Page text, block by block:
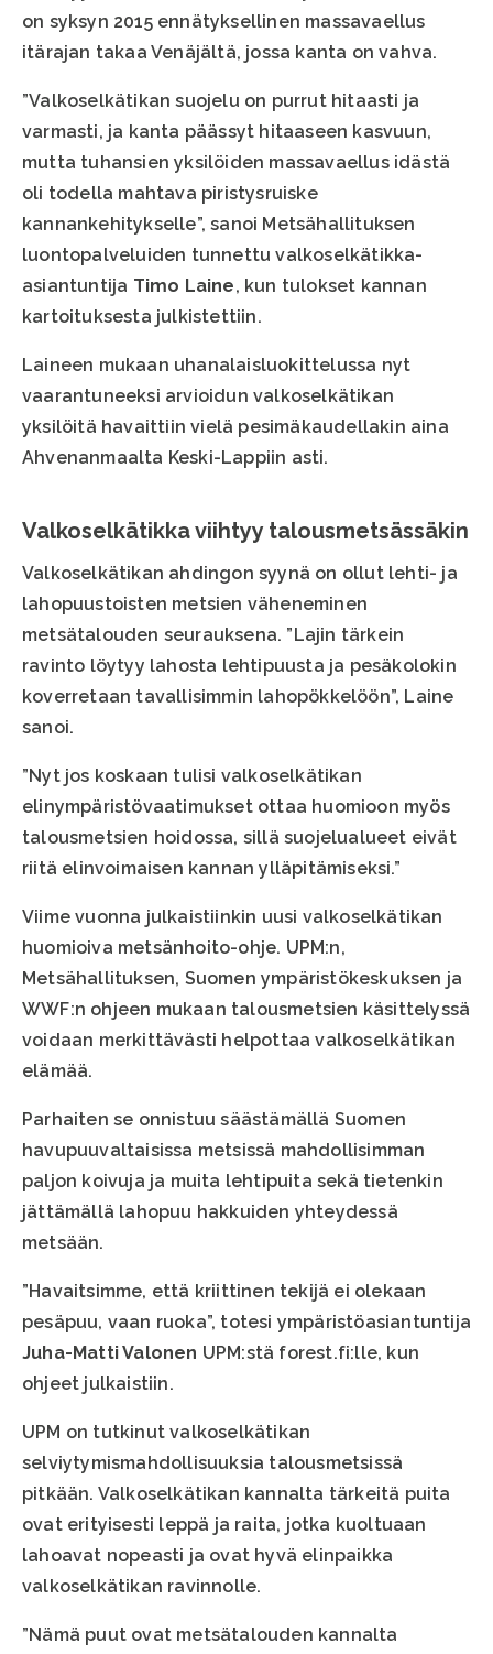
on syksyn 2015 ennätyksellinen massavaellus
itärajan takaa Venäjältä, jossa kanta on vahva.
”Valkoselkätikan suojelu on purrut hitaasti ja
varmasti, ja kanta päässyt hitaaseen kasvuun,
mutta tuhansien yksilöiden massavaellus idästä
oli todella mahtava piristysruiske
kannankehitykselle”, sanoi Metsähallituksen
luontopalveluiden tunnettu valkoselkätikka-
asiantuntija Timo Laine, kun tulokset kannan
kartoituksesta julkistettiin.
Laineen mukaan uhanalaisluokittelussa nyt
vaarantuneeksi arvioidun valkoselkätikan
yksilöitä havaittiin vielä pesimäkaudellakin aina
Ahvenanmaalta Keski-Lappiin asti.
Valkoselkätikka viihtyy talousmetsässäkin
Valkoselkätikan ahdingon syynä on ollut lehti- ja
lahopuustoisten metsien väheneminen
metsätalouden seurauksena. ”Lajin tärkein
ravinto löytyy lahosta lehtipuusta ja pesäkolokin
koverretaan tavallisimmin lahopökkelöön”, Laine
sanoi.
”Nyt jos koskaan tulisi valkoselkätikan
elinympäristövaatimukset ottaa huomioon myös
talousmetsien hoidossa, sillä suojelualueet eivät
riitä elinvoimaisen kannan ylläpitämiseksi.”
Viime vuonna julkaistiinkin uusi valkoselkätikan
huomioiva metsänhoito-ohje. UPM:n,
Metsähallituksen, Suomen ympäristökeskuksen ja
WWF:n ohjeen mukaan talousmetsien käsittelyssä
voidaan merkittävästi helpottaa valkoselkätikan
elämää.
Parhaiten se onnistuu säästämällä Suomen
havupuuvaltaisissa metsissä mahdollisimman
paljon koivuja ja muita lehtipuita sekä tietenkin
jättämällä lahopuu hakkuiden yhteydessä
metsään.
”Havaitsimme, että kriittinen tekijä ei olekaan
pesäpuu, vaan ruoka”, totesi ympäristöasiantuntija
Juha-Matti Valonen UPM:stä forest.fi:lle, kun
ohjeet julkaistiin.
UPM on tutkinut valkoselkätikan
selviytymismahdollisuuksia talousmetsissä
pitkään. Valkoselkätikan kannalta tärkeitä puita
ovat erityisesti leppä ja raita, jotka kuoltuaan
lahoavat nopeasti ja ovat hyvä elinpaikka
valkoselkätikan ravinnolle.
”Nämä puut ovat metsätalouden kannalta